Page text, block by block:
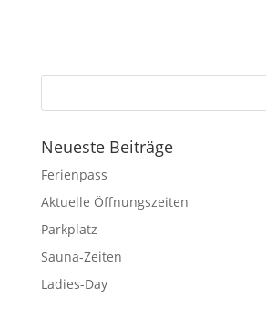
Neu­este Beiträge
Feri­en­pass
Aktu­elle Öffnungszeiten
Park­platz
Sauna-Zeiten
Ladies-Day